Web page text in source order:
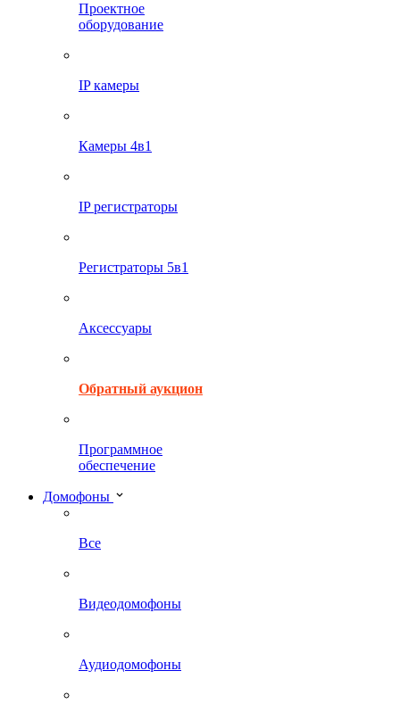
Проектное
оборудование
IP камеры
Камеры 4в1
IP регистраторы
Регистраторы 5в1
Аксессуары
Обратный аукцион
Программное
обеспечение
Домофоны
Все
Видеодомофоны
Аудиодомофоны